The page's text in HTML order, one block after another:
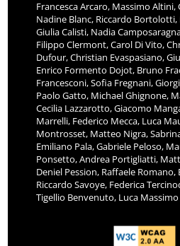
Francesca Arcaro, Massimo Altini,
Nadine Blanc, Riccardo Bortolotti,
Giulia Calisti, Nadia
Filippo Clermont, Carol Di Vito,
Dufour, Christian Evaspasiano,
Enrico Formento Dojot, Bruno
Francesconi, Sofia Fregnani,
Paolo Gatto, Michael Ghignone,
Cecilia Lazzarotto, Giacomo
Marrelli, Federico Mecca, Luca
Montrosset, Matteo Nigra,
Emiliano Pala, Gabriele Peloso,
Ponsetto, Andrea Portigliatti,
Deniel Pession, Raffaele Romano,
Riccardo Savoye, Federica
Tigellio Benvenuto, Luca